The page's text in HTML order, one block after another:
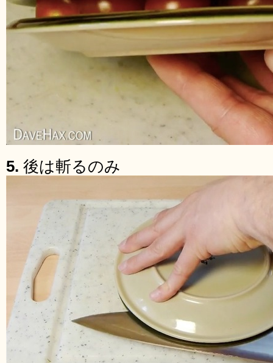
5. 後は斬るのみ